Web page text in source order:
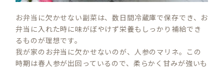
お弁当に欠かせない副菜は、数日間冷蔵庫で保存でき、お
弁当に入れた時に味がぼやけず栄養もしっかり補給でき
るものが理想です。
我が家のお弁当に欠かせないのが、人参のマリネ。この
時期は春人参が出回っているので、柔らかく甘みが強いも